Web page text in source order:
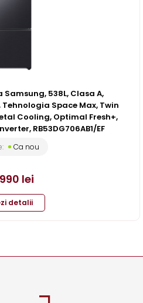
538L, Clasa A,
Space Max, Twin
Cooling, Optimal Fresh+,
RB53DG706AB1/EF
Ca nou
lei
detalii